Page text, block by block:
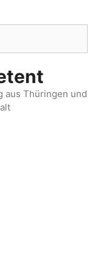
aus Thüringen und